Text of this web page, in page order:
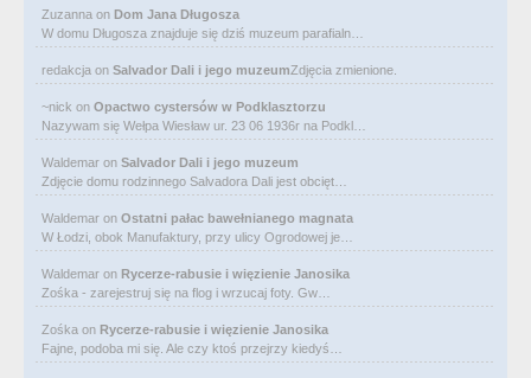
Zuzanna on Dom Jana Długosza
W domu Długosza znajduje się dziś muzeum parafialn…
redakcja on Salvador Dali i jego muzeumZdjęcia zmienione.
~nick on Opactwo cystersów w Podklasztorzu
Nazywam się Wełpa Wiesław ur. 23 06 1936r na Podkl…
Waldemar on Salvador Dali i jego muzeum
Zdjęcie domu rodzinnego Salvadora Dali jest obcięt…
Waldemar on Ostatni pałac bawełnianego magnata
W Łodzi, obok Manufaktury, przy ulicy Ogrodowej je…
Waldemar on Rycerze-rabusie i więzienie Janosika
Zośka - zarejestruj się na flog i wrzucaj foty. Gw…
Zośka on Rycerze-rabusie i więzienie Janosika
Fajne, podoba mi się. Ale czy ktoś przejrzy kiedyś…